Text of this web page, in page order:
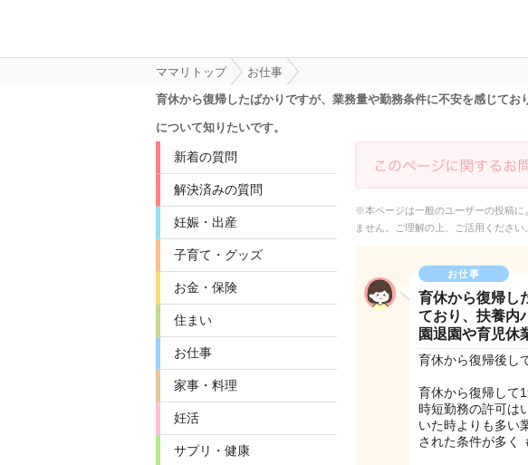
ママリトップ
お仕事
育休から復帰したばかりですが、業務量や勤務条件に不安を感じて
について知りたいです。
新着の質問
解決済みの質問
妊娠・出産
子育て・グッズ
お金・保険
住まい
お仕事
家事・料理
妊活
サプリ・健康
※本ページは一般のユーザーの投稿に
ません。ご理解の上、ご活用ください。
お仕事
育休から復帰し
ており、扶養内
園退園や育児休
育休から復帰後し
育休から復帰して1
時短勤務の許可は
いた時よりも多い
された条件が多く